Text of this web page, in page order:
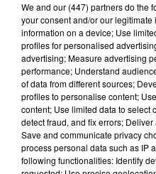
13h28
CHARTRES -
NOIRE
Du mercredi 4 au samedi
à Chartres (10 avenue
boite noire.
We and our (447) partnersdo the
your consent and/or our
information on a device; Use
profiles for personalised
advertising; Measure advertising
performance; Understand
of data from different sources;
profiles to personalise content;
content; Use limited data to select
detect fraud, and fix errors;
Save and communicate privacy
process personal data such as IP
following functionalities: Identify